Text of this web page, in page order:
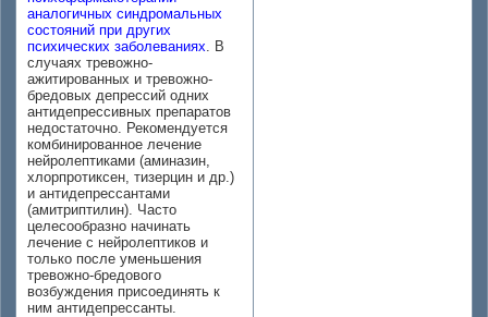
аналогичных синдромальных
состояний при других
психических заболеваниях. В
случаях тревожно-
ажитированных и тревожно-
бредовых депрессий одних
антидепрессивных препаратов
недостаточно. Рекомендуется
комбинированное лечение
нейролептиками (аминазин,
хлорпротиксен, тизерцин и др.)
и антидепрессантами
(амитриптилин). Часто
целесообразно начинать
лечение с нейролептиков и
только после уменьшения
тревожно-бредового
возбуждения присоединять к
ним антидепрессанты.